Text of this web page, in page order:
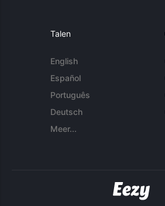
Talen
English
Español
Português
Deutsch
Meer...